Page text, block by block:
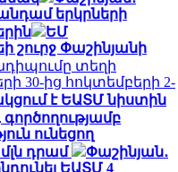
երկրների
ԵՄ
շուրջ Փաշինյանի
տեղի
30-ից հոկտեմբերի 2-
է ԵԱՏՄ նիստին
ունեցող
դրամ
Փաշինյան․
ԵԱՏՄ 4